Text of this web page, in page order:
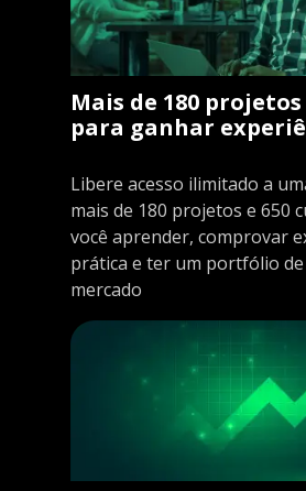
Mais de 180
para ganhar
Libere acesso ilimitado a
mais de 180 projetos e 650
você aprender, comprovar
prática e ter um portfólio
mercado